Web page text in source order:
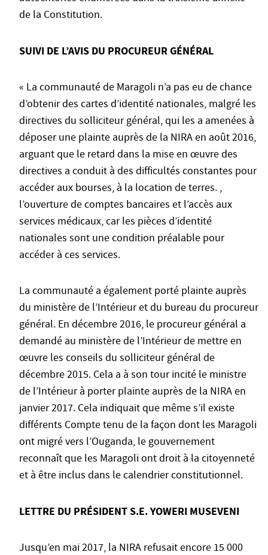
de la Constitution.
SUIVI DE L’AVIS DU PROCUREUR GÉNÉRAL
« La communauté de Maragoli n’a pas eu de chance
d’obtenir des cartes d’identité nationales, malgré les
directives du solliciteur général, qui les a amenées à
déposer une plainte auprès de la NIRA en août 2016,
arguant que le retard dans la mise en œuvre des
directives a conduit à des difficultés constantes pour
accéder aux bourses, à la location de terres. ,
l’ouverture de comptes bancaires et l’accès aux
services médicaux, car les pièces d’identité
nationales sont une condition préalable pour
accéder à ces services.
La communauté a également porté plainte auprès
du ministère de l’Intérieur et du bureau du procureur
général. En décembre 2016, le procureur général a
demandé au ministère de l’Intérieur de mettre en
œuvre les conseils du solliciteur général de
décembre 2015. Cela a à son tour incité le ministre
de l’Intérieur à porter plainte auprès de la NIRA en
janvier 2017. Cela indiquait que même s’il existe
différents Compte tenu de la façon dont les Maragoli
ont migré vers l’Ouganda, le gouvernement
reconnaît que les Maragoli ont droit à la citoyenneté
et à être inclus dans le calendrier constitutionnel.
LETTRE DU PRÉSIDENT S.E. YOWERI MUSEVENI
Jusqu’en mai 2017, la NIRA refusait encore 15 000